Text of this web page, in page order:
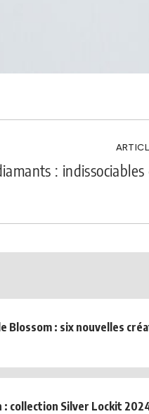
:
Blossom : six nouvelles
collection Silver Lockit